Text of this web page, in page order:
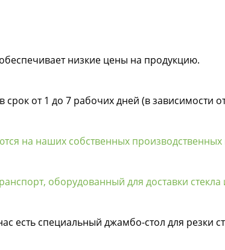
низкие цены на продукцию.
от 1 до 7 рабочих дней (в зависимости
на наших собственных
оборудованный для доставки стекла
есть специальный джамбо-стол для резки